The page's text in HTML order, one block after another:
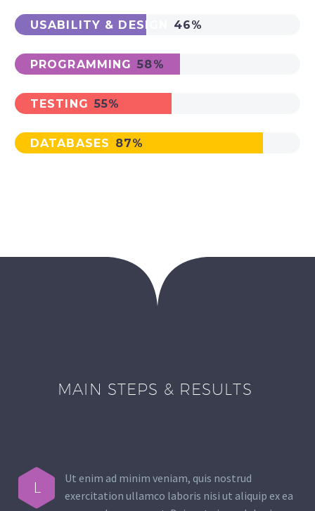
USABILITY & DESIGN 46%
PROGRAMMING 58%
TESTING 55%
DATABASES 87%
MAIN STEPS & RESULTS
L
Ut enim ad minim veniam, quis nostrud
exercitation ullamco laboris nisi ut aliquip ex ea